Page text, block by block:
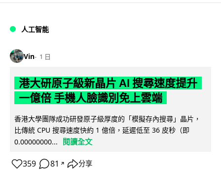
人工智能
Vin 1 日
港大研原子級新晶片 AI 搜尋速度提升
一億倍 手機人臉識別免上雲端
香港大學團隊成功研發原子級厚度的「模擬存內搜尋」晶片，
比傳統 CPU 搜尋速度快約 1 億倍，延遲低至 36 皮秒（即
0.00000000...
閱讀全文
359 81 ↗ 分享